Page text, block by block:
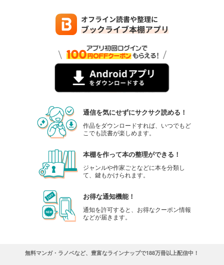
通信を気にせずにサクサク読める！
作品をダウンロードすれば、いつでもど
こでも読書が楽しめます。
本棚を作って本の整理ができる！
ジャンルや作家ごとなどに本を分類し
て、鍵もかけられます。
お得な通知機能！
通知を許可すると、お得なクーポン情報
などが届きます。
無料マンガ・ラノベなど、豊富なラインナップで188万冊以上配信中！